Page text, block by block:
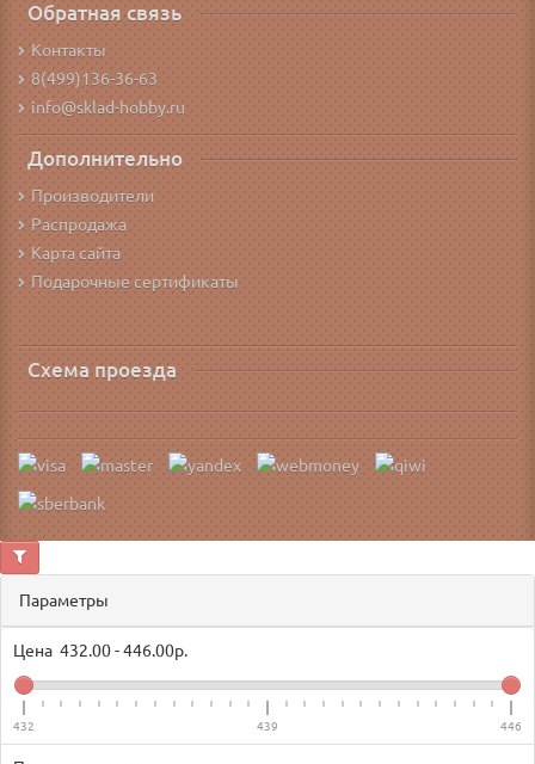
Обратная связь
Контакты
8(499)136-36-63
info@sklad-hobby.ru
Дополнительно
Производители
Распродажа
Карта сайта
Подарочные сертификаты
Схема проезда
Параметры
Цена 432.00-446.00р.
432 439 446